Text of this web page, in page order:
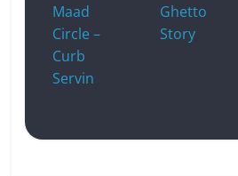
Maad
Circle –
Curb
Servin
Ghetto
Story